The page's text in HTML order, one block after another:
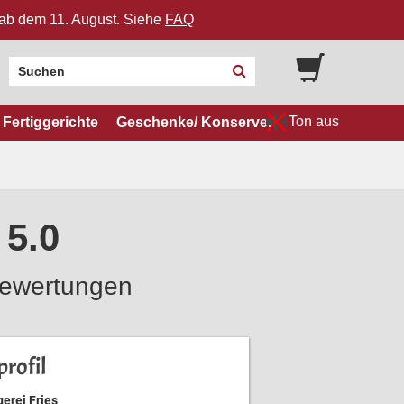
dem 11. August. Siehe FAQ
Fertiggerichte Geschenke/ Konserven Ton aus
Fries